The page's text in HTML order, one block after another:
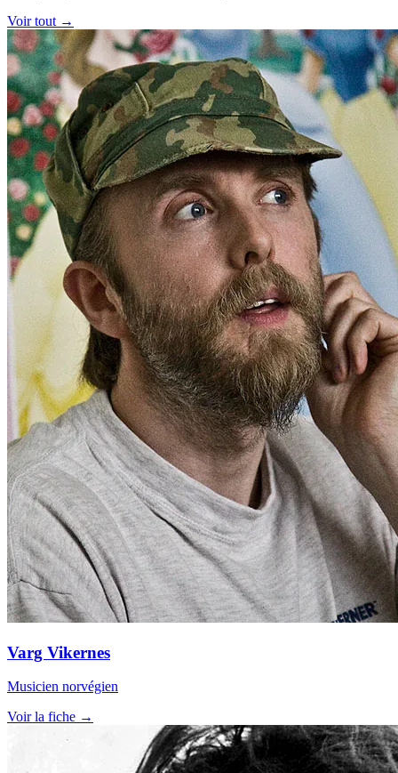
Voir tout →
Varg Vikernes
Musicien norvégien
Voir la fiche →